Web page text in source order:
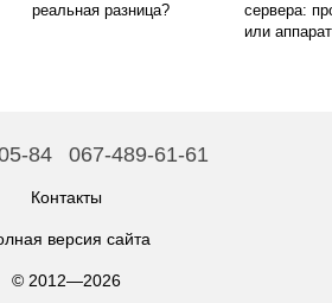
реальная разница?
сервера:
или
84 067-489-61-61
Контакты
версия сайта
© 2012—2026